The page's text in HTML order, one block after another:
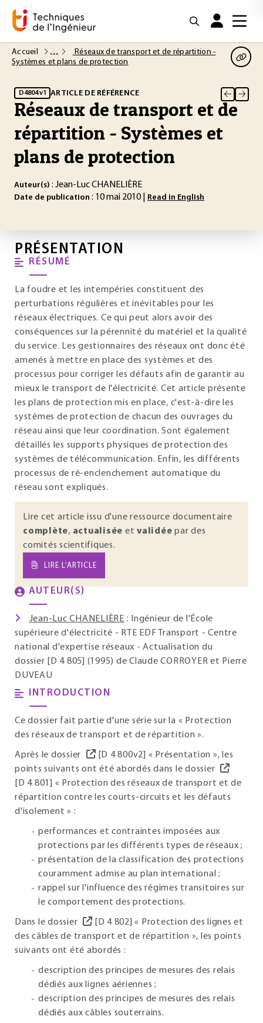
Accueil
Réseaux de transport et de répartition -
Systèmes et plans de protection
D4804 v1 ARTICLE DE RÉFÉRENCE
Réseaux de transport et de
répartition - Systèmes et
plans de protection
Auteur(s) : Jean-Luc CHANELIÈRE
Date de publication : 10 mai 2010 | Read in English
PRÉSENTATION
RÉSUMÉ
La foudre et les intempéries constituent des
perturbations régulières et inévitables pour les
réseaux électriques. Ce qui peut alors avoir des
conséquences sur la pérennité du matériel et la qualité
du service. Les gestionnaires des réseaux ont donc été
amenés à mettre en place des systèmes et des
processus pour corriger les défauts afin de garantir au
mieux le transport de l'électricité. Cet article présente
les plans de protection mis en place, c'est-à-dire les
systèmes de protection de chacun des ouvrages du
réseau ainsi que leur coordination. Sont également
détaillés les supports physiques de protection des
systèmes de télécommunication. Enfin, les différents
processus de ré-enclenchement automatique du
réseau sont expliqués.
Lire cet article issu d'une ressource documentaire
complète, actualisée et validée par des
comités scientifiques.
LIRE L’ARTICLE
AUTEUR(S)
Jean-Luc CHANELIÈRE : Ingénieur de l'École
supérieure d'électricité - RTE EDF Transport - Centre
national d'expertise réseaux - Actualisation du
dossier [D 4 805] (1995) de Claude CORROYER et Pierre
DUVEAU
INTRODUCTION
Ce dossier fait partie d'une série sur la « Protection
des réseaux de transport et de répartition ».
Après le dossier
[D 4 800v2] « Présentation », les
points suivants ont été abordés dans le dossier
[D 4 801] « Protection des réseaux de transport et de
répartition contre les courts-circuits et les défauts
d'isolement » :
performances et contraintes imposées aux
protections par les différents types de réseaux ;
présentation de la classification des protections
couramment admise au plan international ;
rappel sur l'influence des régimes transitoires sur
le comportement des protections.
Dans le dossier
[D 4 802] « Protection des lignes et
des câbles de transport et de répartition », les points
suivants ont été abordés :
description des principes de mesures des relais
dédiés aux lignes aériennes ;
description des principes de mesures des relais
dédiés aux câbles souterrains.